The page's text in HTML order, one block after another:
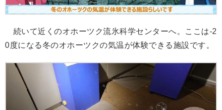
続いて近くのオホーツク流氷科学センターへ。ここは‐2
0度になる冬のオホーツクの気温が体験できる施設です。